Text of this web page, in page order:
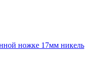
ножке 17мм никель